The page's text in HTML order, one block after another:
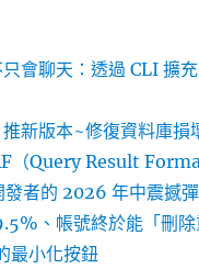
會聊天：透過 CLI 擴
新版本~修復資料庫損
（Query Result
發者的 2026 年中震撼
、帳號終於能「刪
最小化按鈕